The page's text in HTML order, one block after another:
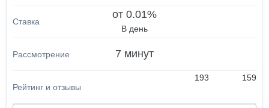
от 0.01%
В день
7 минут
193 159